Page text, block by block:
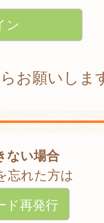
お願いしま
ない場合
忘れた方は
ド再発行